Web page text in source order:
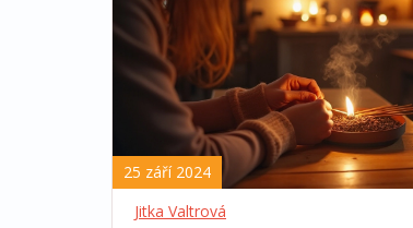
25 září 2024
Jitka Valtrová